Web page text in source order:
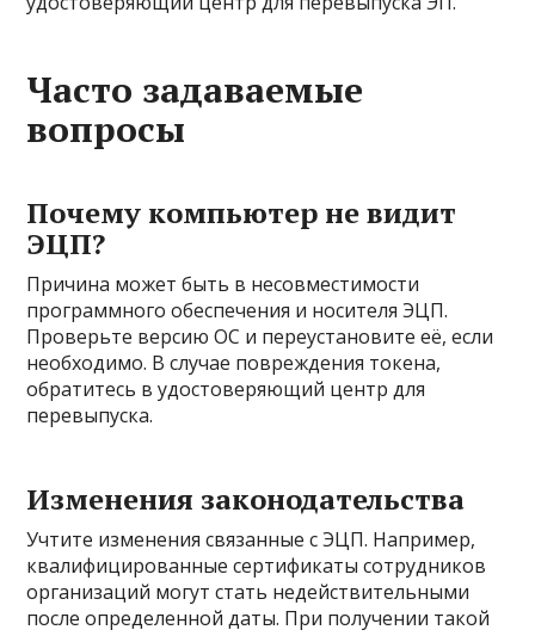
Часто задаваемые
вопросы
Почему компьютер не видит
ЭЦП?
Причина может быть в несовместимости
программного обеспечения и носителя ЭЦП.
Проверьте версию ОС и переустановите её, если
необходимо. В случае повреждения токена,
обратитесь в удостоверяющий центр для
перевыпуска.
Изменения законодательства
Учтите изменения связанные с ЭЦП. Например,
квалифицированные сертификаты сотрудников
организаций могут стать недействительными
после определенной даты. При получении такой